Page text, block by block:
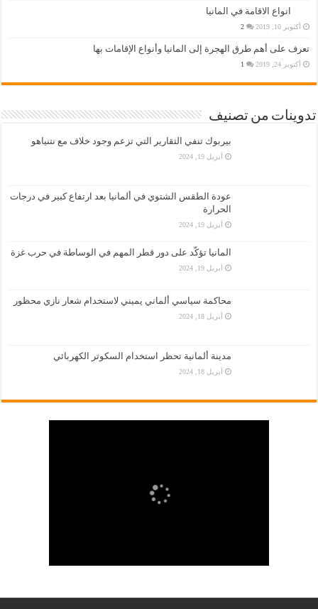
انواع الاقامة في المانيا
أكتوبر 10, 2019 2
تعرف على أهم طرق الهجرة إلى المانيا وأنواع الإقامات بها
أكتوبر 24, 2019 1
تدوينات من تصنيف
بيربوك تنفي التقارير التي تزعم وجود خلاف مع نتنياهو
أبريل 19, 2024
عودة الطقس الشتوي في ألمانيا بعد ارتفاع كبير في درجات
الحرارة
أبريل 19, 2024
المانيا تؤكّد على دور قطر المهم في الوساطة في حرب غزة
أبريل 19, 2024
محاكمة سياسي ألماني يميني لاستخدام شعار نازي محظور
أبريل 18, 2024
مدينة ألمانية تحظر استخدام السكوتر الكهربائي
أبريل 18, 2024